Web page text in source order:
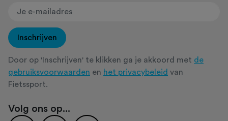
Inschrijven
Door op 'Inschrijven' te klikken ga je akkoord met de
gebruiksvoorwaarden en het privacybeleid van
Fietssport.
Volg ons op...